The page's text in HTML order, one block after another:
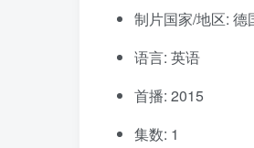
制片国家/地区: 德
语言: 英语
首播: 2015
集数: 1